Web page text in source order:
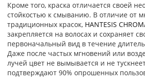
Кроме того, краска отличается своей
стойкостью к смыванию. В отличие от
традиционных красок, HANTESIS
закрепляется на волосах и сохраняет
первоначальный вид в течение
Даже после частых мгновений или
лучей цвет не вымывается и не
подтверждают 90% опрошенных